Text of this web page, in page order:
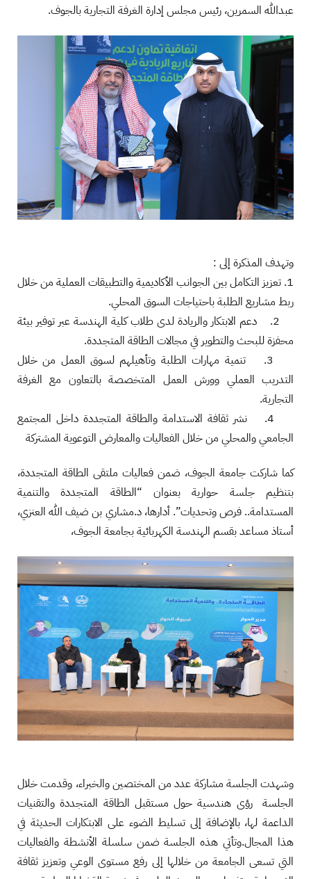
عبدالله السمرين، رئيس مجلس إدارة الغرفة التجارية بالجوف.
وتهدف المذكرة إلى :
1. تعزيز التكامل بين الجوانب الأكاديمية والتطبيقات العملية من خلال
ربط مشاريع الطلبة باحتياجات السوق المحلي.
2. دعم الابتكار والريادة لدى طلاب كلية الهندسة عبر توفير بيئة
محفزة للبحث والتطوير في مجالات الطاقة المتجددة.
3. تنمية مهارات الطلبة وتأهيلهم لسوق العمل من خلال
التدريب العملي وورش العمل المتخصصة بالتعاون مع الغرفة
التجارية.
4. نشر ثقافة الاستدامة والطاقة المتجددة داخل المجتمع
الجامعي والمحلي من خلال الفعاليات والمعارض التوعوية المشتركة
كما شاركت جامعة الجوف، ضمن فعاليات ملتقى الطاقة المتجددة،
بتنظيم جلسة حوارية بعنوان “الطاقة المتجددة والتنمية
المستدامة.. فرص وتحديات”. أدارها، د.مشاري بن ضيف الله العنزي،
أستاذ مساعد بقسم الهندسة الكهربائية بجامعة الجوف،
وشهدت الجلسة مشاركة عدد من المختصين والخبراء، وقدمت خلال
الجلسة رؤى هندسية حول مستقبل الطاقة المتجددة والتقنيات
الداعمة لها، بالإضافة إلى تسليط الضوء على الابتكارات الحديثة في
هذا المجال.وتأتي هذه الجلسة ضمن سلسلة الأنشطة والفعاليات
التي تسعى الجامعة من خلالها إلى رفع مستوى الوعي وتعزيز ثقافة